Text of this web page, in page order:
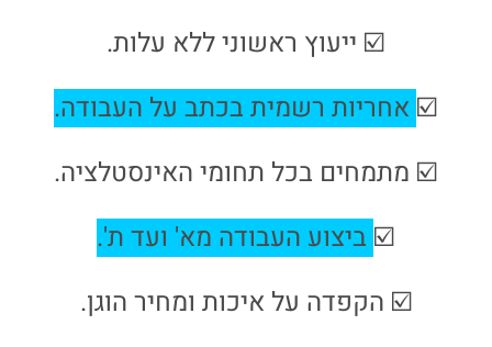
☑️ ייעוץ ראשוני ללא עלות.
☑️ אחריות רשמית בכתב על העבודה.
☑️ מתמחים בכל תחומי האינסטלציה.
☑️ ביצוע העבודה מא' ועד ת'.
☑️ הקפדה על איכות ומחיר הוגן.